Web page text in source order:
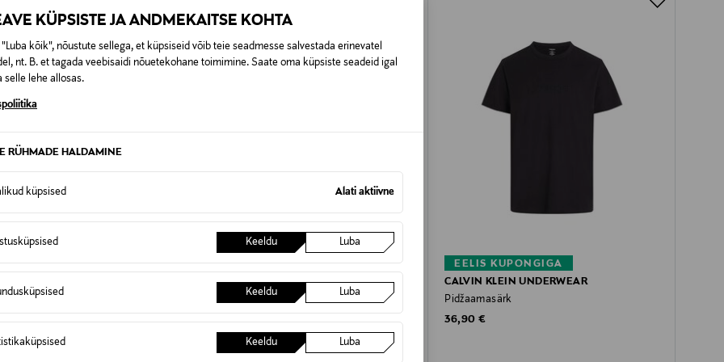
KÜPSISTE JA ANDMEKAITSE KOHTA
kõik", nõustute sellega, et küpsiseid võib teie seadmesse salvestada erinevatel
nt. B. et tagada veebisaidi nõuetekohane toimimine. Saate oma küpsiste seadeid igal
selle lehe allosas.
RÜHMADE HALDAMINE
küpsised Alati aktiivne
Keeldu Luba
Keeldu Luba
Keeldu Luba
Neal kinkekarbis
EELIS KUPONGIGA
POLO RALPH LAUREN
135,00 €
EELIS KUPONGIGA
CALVIN KLEIN UNDERWEAR
Pidžaamasärk
Original Price
36,90 €